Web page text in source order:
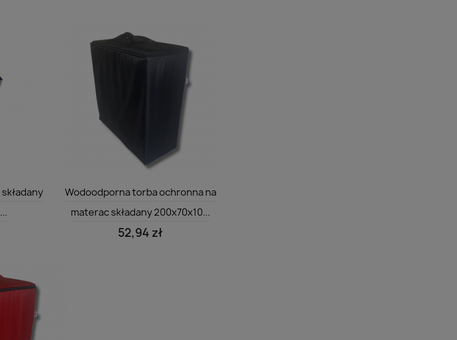
 Szybki podgląd
Wodoodporna torba ochronna na
materac składany 200x70x10...
52,94 zł